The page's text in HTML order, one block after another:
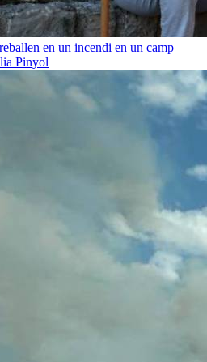
en un incendi en un camp
Pinyol